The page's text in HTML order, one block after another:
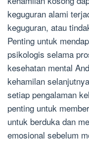
keguguran alami
keguguran, atau
Penting untuk
psikologis selama
kesehatan mental
kehamilan
setiap pengalaman
penting untuk
untuk berduka dan
emosional sebelum